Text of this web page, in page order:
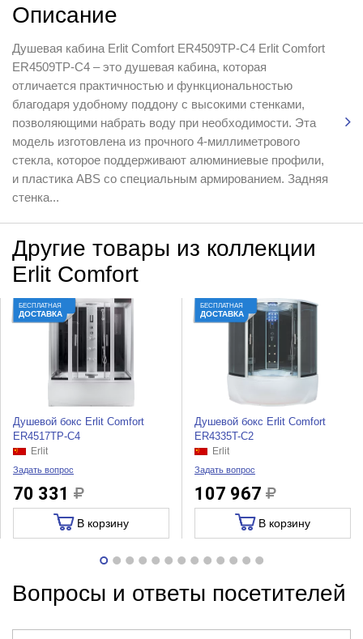
Описание
Душевая кабина Erlit Comfort ER4509TP-C4 Erlit Comfort
ER4509ТP-С4 – это душевая кабина, которая
отличается практичностью и функциональностью
благодаря удобному поддону с высокими стенками,
позволяющими набрать воду при необходимости. Эта
модель изготовлена из прочного 4-миллиметрового
стекла, которое поддерживают алюминиевые профили,
и пластика ABS со специальным армированием. Задняя
стенка...
Другие товары из коллекции
Erlit Comfort
БЕСПЛАТНАЯ
ДОСТАВКА
Душевой бокс Erlit Comfort
ER4517TP-C4
Erlit
Задать вопрос
70 331
В корзину
БЕСПЛАТНАЯ
ДОСТАВКА
Душевой бокс Erlit Comfort
ER4335T-C2
Erlit
Задать вопрос
107 967
В корзину
Вопросы и ответы посетителей